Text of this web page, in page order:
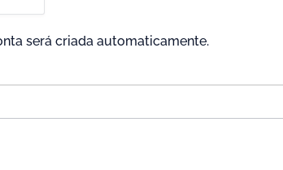
será criada automaticamente.